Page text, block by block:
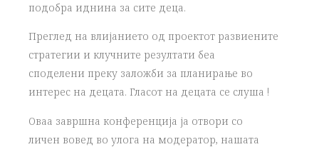
подобра иднина за сите деца.
Преглед на влијанието од проектот развиените
стратегии и клучните резултати беа
споделени преку заложби за планирање во
интерес на децата. Гласот на децата се слуша !
Оваа завршна конференција ја отвори со
личен вовед во улога на модератор, нашата